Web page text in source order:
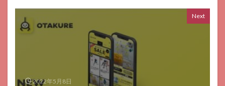
Next
2022年5月8日